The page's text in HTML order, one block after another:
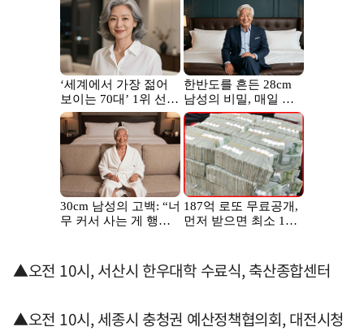
▲오전 10시, 서산시 한우대학 수료식, 축산종합센터
▲오전 10시, 세종시 충청권 예산정책협의회, 대전시청